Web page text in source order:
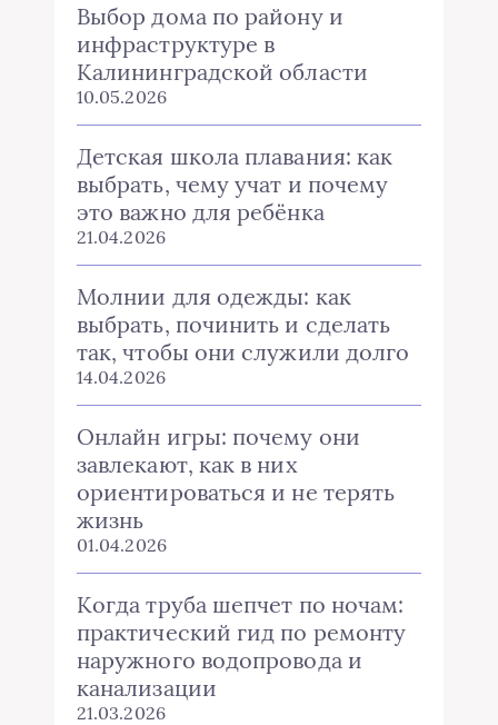
Выбор дома по району и
инфраструктуре в
Калининградской области
10.05.2026
Детская школа плавания: как
выбрать, чему учат и почему
это важно для ребёнка
21.04.2026
Молнии для одежды: как
выбрать, починить и сделать
так, чтобы они служили долго
14.04.2026
Онлайн игры: почему они
завлекают, как в них
ориентироваться и не терять
жизнь
01.04.2026
Когда труба шепчет по ночам:
практический гид по ремонту
наружного водопровода и
канализации
21.03.2026